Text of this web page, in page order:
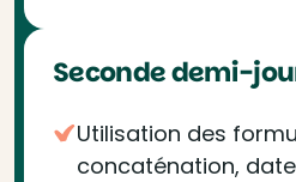
Seconde demi-
Utilisation des
concaténation,